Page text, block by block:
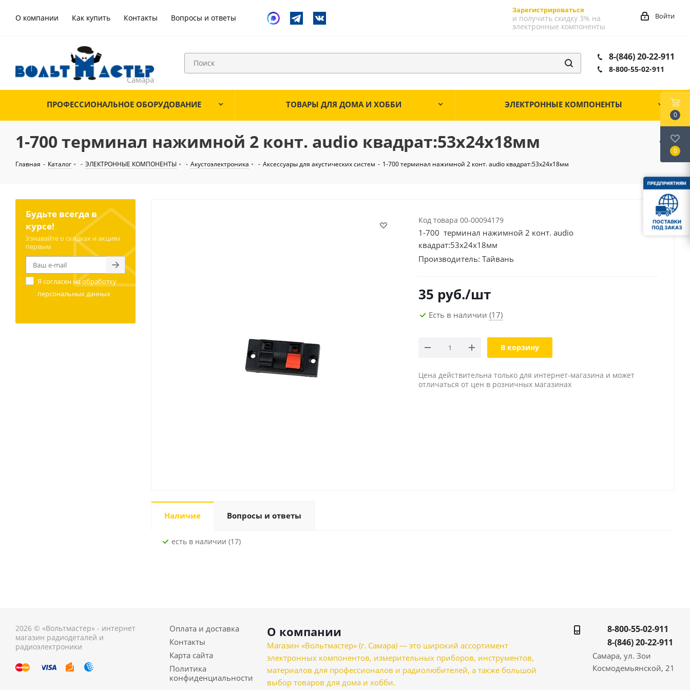
О компании Как купить Контакты Вопросы и ответы
Зарегистрироваться
и получить скидку 3% на
электронные компоненты
Войти
8-(846) 20-22-911
8-800-55-02-911
ПРОФЕССИОНАЛЬНОЕ ОБОРУДОВАНИЕ ТОВАРЫ ДЛЯ ДОМА И ХОББИ ЭЛЕКТРОННЫЕ КОМПОНЕНТЫ
1-700 терминал нажимной 2 конт. audio квадрат:53х24х18мм
Главная - Каталог - ЭЛЕКТРОННЫЕ КОМПОНЕНТЫ - Акустоэлектроника - Аксессуары для акустических систем - 1-700 терминал нажимной 2 конт. audio квадрат:53х24х18мм
Код товара 00-00094179
1-700 терминал нажимной 2 конт. audio
квадрат:53х24х18мм
Производитель: Тайвань
35 руб./шт
Есть в наличии (17)
В корзину
Цена действительна только для интернет-магазина и может
отличаться от цен в розничных магазинах
Наличие Вопросы и ответы
Есть в наличии (17)
Будьте всегда в
курсе!
Узнавайте о скидках и акциях
первым
Я согласен наобработку
персональных данных
2026 © «Вольтмастер» - интернет
магазин радиодеталей и
радиоэлектроники
Оплата и доставка
Контакты
Карта сайта
Политика
конфиденциальности
О компании
Магазин «Вольтмастер» (г. Самара) — это широкий ассортимент
электронных компонентов, измерительных приборов, инструментов,
материалов для профессионалов и радиолюбителей, а также большой
выбор товаров для дома и хобби.
8-800-55-02-911
8-(846) 20-22-911
Самара, ул. Зои
Космодемьянской, 21
0
0